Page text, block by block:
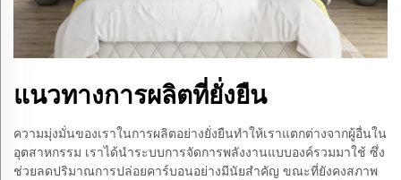
แนวทางการผลิตที่ยั่งยืน
ความมุ่งมั่นของเราในการผลิตอย่างยั่งยืนทำให้เราแตกต่างจากผู้อื่นใน
อุตสาหกรรม เราได้นำระบบการจัดการพลังงานแบบองค์รวมมาใช้ ซึ่ง
ช่วยลดปริมาณการปล่อยคาร์บอนอย่างมีนัยสำคัญ ขณะที่ยังคงสภาพ